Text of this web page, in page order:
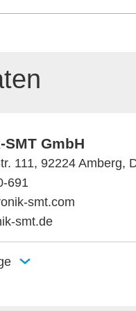
GmbH
111, 92224 Amberg,
691
smt.com
smt.de